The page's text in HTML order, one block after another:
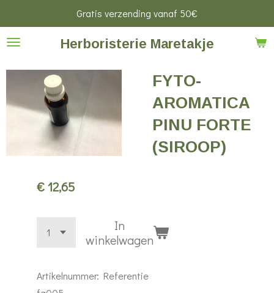
naar
hoofdinhoud
Herboristerie Maretakje
Gratis verzending vanaf 50€
FYTO-
AROMATICA
PINU FORTE
(SIROOP)
€ 12,65
In
winkelwagen
Artikelnummer: Referentie